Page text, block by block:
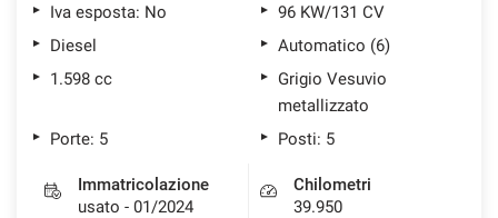
Iva esposta: No
96 KW/131 CV
Diesel
Automatico (6)
1.598 cc
Grigio Vesuvio
metallizzato
Porte: 5
Posti: 5
Immatricolazione
usato - 01/2024
Chilometri
39.950